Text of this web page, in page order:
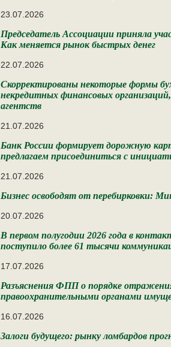
23.07.2026
Председатель Ассоциации приняла
Как меняется рынок быстрых денег
22.07.2026
Скорректированы некоторые формы
некредитных финансовых
агентств
21.07.2026
Банк России формирует дорожную
предлагаем присоединиться с
21.07.2026
Бизнес освободят от перебирковки:
20.07.2026
В первом полугодии 2026 года в
поступило более 61 тысячи
17.07.2026
Разъяснения ФПП о порядке
правоохранительными органами
16.07.2026
Залоги будущего: рынку ломбардов